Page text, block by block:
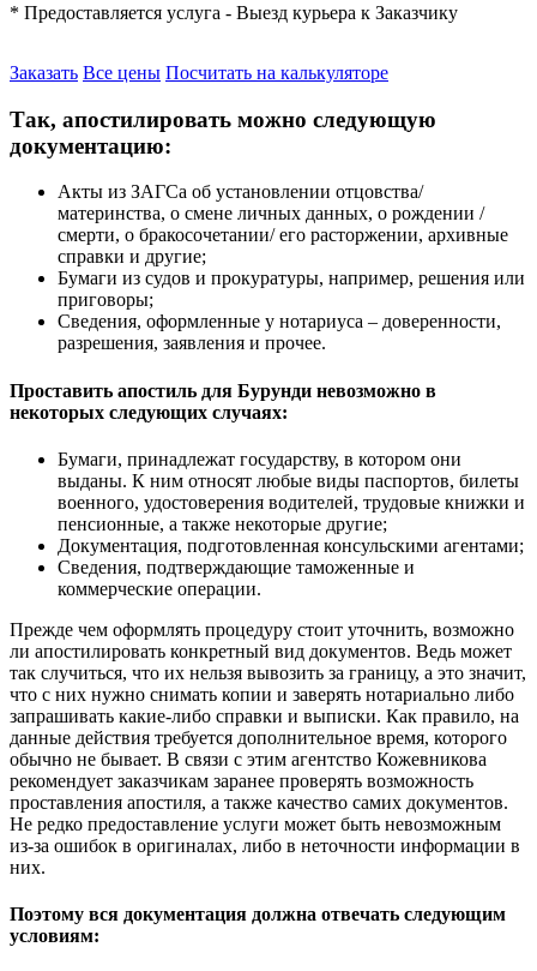
* Предоставляется услуга - Выезд курьера к Заказчику
Заказать Все цены Посчитать на калькуляторе
Так, апостилировать можно следующую
документацию:
Акты из ЗАГСа об установлении отцовства/
материнства, о смене личных данных, о рождении /
смерти, о бракосочетании/ его расторжении, архивные
справки и другие;
Бумаги из судов и прокуратуры, например, решения или
приговоры;
Сведения, оформленные у нотариуса – доверенности,
разрешения, заявления и прочее.
Проставить апостиль для Бурунди невозможно в
некоторых следующих случаях:
Бумаги, принадлежат государству, в котором они
выданы. К ним относят любые виды паспортов, билеты
военного, удостоверения водителей, трудовые книжки и
пенсионные, а также некоторые другие;
Документация, подготовленная консульскими агентами;
Сведения, подтверждающие таможенные и
коммерческие операции.
Прежде чем оформлять процедуру стоит уточнить, возможно
ли апостилировать конкретный вид документов. Ведь может
так случиться, что их нельзя вывозить за границу, а это значит,
что с них нужно снимать копии и заверять нотариально либо
запрашивать какие-либо справки и выписки. Как правило, на
данные действия требуется дополнительное время, которого
обычно не бывает. В связи с этим агентство Кожевникова
рекомендует заказчикам заранее проверять возможность
проставления апостиля, а также качество самих документов.
Не редко предоставление услуги может быть невозможным
из-за ошибок в оригиналах, либо в неточности информации в
них.
Поэтому вся документация должна отвечать следующим
условиям: